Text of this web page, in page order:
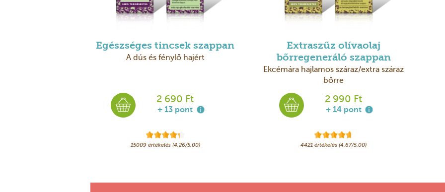
Egészséges tincsek szappan
A dús és fénylő hajért
2 690 Ft
+ 13 pont
15009 értékelés (4.26/5.00)
Extraszűz olívaolaj
bőrregeneráló szappan
Ekcémára hajlamos száraz/extra száraz
bőrre
2 990 Ft
+ 14 pont
4421 értékelés (4.67/5.00)